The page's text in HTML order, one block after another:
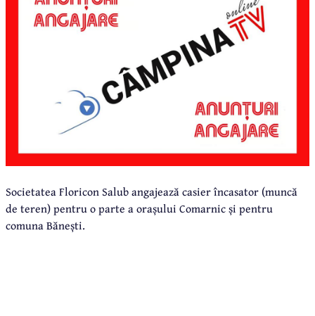
Societatea Floricon Salub angajează casier încasator (muncă
de teren) pentru o parte a orașului Comarnic și pentru
comuna Bănești.